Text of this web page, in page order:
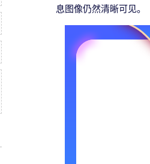
息图像仍然清晰可见。